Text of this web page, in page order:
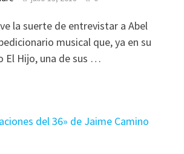
la suerte de entrevistar a Abel
musical que, ya en su
El Hijo, una de sus …